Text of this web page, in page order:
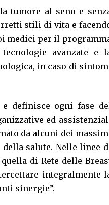
tumore al seno e
stili di vita e
medici per il
avanzate e
in caso di
definisce ogni fase
ed
da alcuni dei
salute. Nelle linee
di Rete delle
integralmente
sinergie”.